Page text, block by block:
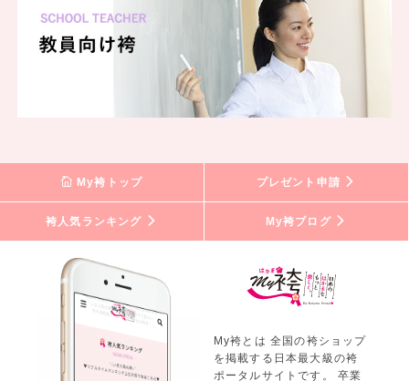
My袴トップ プレゼント申請
袴人気ランキング My袴ブログ
My袴とは 全国の袴ショップ
を掲載する日本最大級の袴
ポータルサイトです。 卒業